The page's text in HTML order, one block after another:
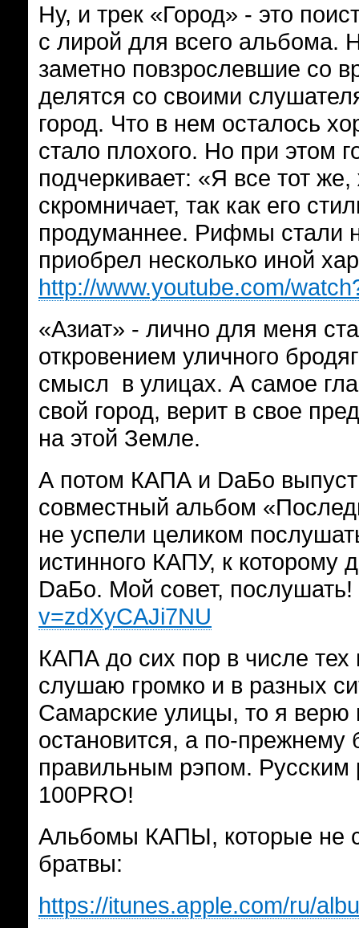
Ну, и трек «Город» - это
с лирой для всего альбома.
заметно повзрослевшие со
делятся со своими
город. Что в нем осталось
стало плохого. Но при этом
подчеркивает: «Я все тот
скромничает, так как его
продуманнее. Рифмы стали
приобрел несколько иной
http://www.youtube.com/
«Азиат» - лично для меня
откровением уличного
смысл в улицах. А самое
свой город, верит в свое
на этой Земле.
А потом КАПА и DаБо
совместный альбом
не успели целиком
истинного КАПУ, к которому
DаБо. Мой совет, послушать!
v=zdXyCAJi7NU
КАПА до сих пор в числе тех
слушаю громко и в разных
Самарские улицы, то я верю
остановится, а по-прежнему
правильным рэпом.
100PRO!
Альбомы КАПЫ, которые не
братвы:
https://itunes.apple.com/ru/